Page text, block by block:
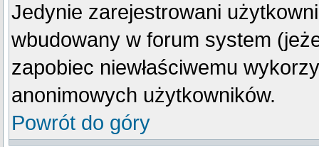
Jedynie zarejestrowani
wbudowany w forum system
zapobiec niewłaściwemu
anonimowych użytkowników.
Powrót do góry